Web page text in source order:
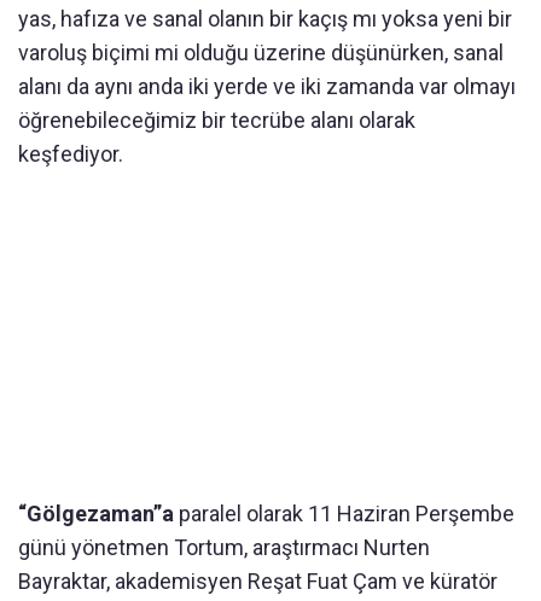
yas, hafıza ve sanal olanın bir kaçış mı yoksa yeni bir
varoluş biçimi mi olduğu üzerine düşünürken, sanal
alanı da aynı anda iki yerde ve iki zamanda var olmayı
öğrenebileceğimiz bir tecrübe alanı olarak
keşfediyor.
“Gölgezaman”a paralel olarak 11 Haziran Perşembe
günü yönetmen Tortum, araştırmacı Nurten
Bayraktar, akademisyen Reşat Fuat Çam ve küratör